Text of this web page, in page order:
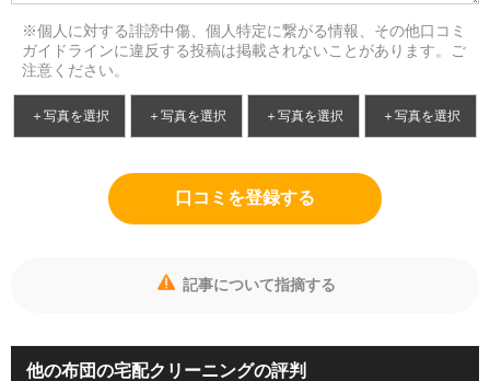
※個人に対する誹謗中傷、個人特定に繋がる情報、その他口コミ
ガイドラインに違反する投稿は掲載されないことがあります。ご
注意ください。
＋写真を選択 ＋写真を選択 ＋写真を選択 ＋写真を選択
口コミを登録する
記事について指摘する
他の布団の宅配クリーニングの評判